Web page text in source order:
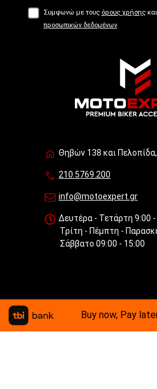
Συμφωνώ με τους όρους χρήσης
προσωπικών δεδομένων
Θηβών 138 και
210.5769.200
info@motoexpert.gr
Δευτέρα - Τετάρτη 9:00 -
Τρίτη - Πέμπτη -
Σάββατο 09:00 - 15:00
Buy now, Pay